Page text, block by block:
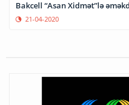
Bakcell “Asan Xidmət”lə
21-04-2020